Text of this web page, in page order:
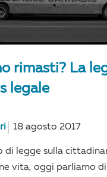
rimasti? La
legale
18 agosto 2017
di legge sulla
vita, oggi parliamo